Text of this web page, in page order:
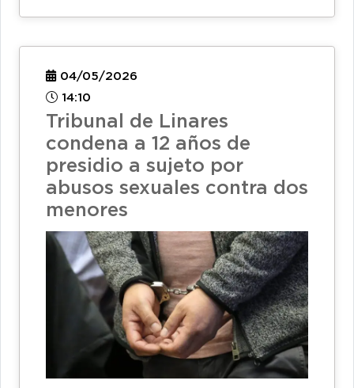
04/05/2026
14:10
Tribunal de Linares
condena a 12 años de
presidio a sujeto por
abusos sexuales contra dos
menores